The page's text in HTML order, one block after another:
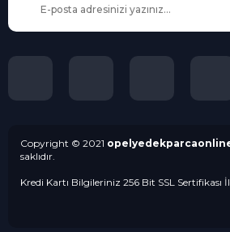
Copyright © 2021
saklıdır.
Kredi Kartı Bilgileriniz 256 Bit SSL Sertifikası